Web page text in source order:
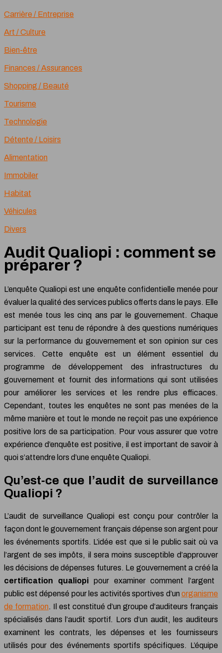
Carrière / Entreprise
Art / Culture
Bien-être
Finances / Assurances
Shopping / Beauté
Tourisme
Technologie
Détente / Loisirs
Alimentation
Immobiler
Habitat
Véhicules
Divers
Audit Qualiopi : comment se
préparer ?
L’enquête Qualiopi est une enquête confidentielle menée pour
évaluer la qualité des services publics offerts dans le pays. Elle
est menée tous les cinq ans par le gouvernement. Chaque
participant est tenu de répondre à des questions numériques
sur la performance du gouvernement et son opinion sur ces
services. Cette enquête est un élément essentiel du
programme de développement des infrastructures du
gouvernement et fournit des informations qui sont utilisées
pour améliorer les services et les rendre plus efficaces.
Cependant, toutes les enquêtes ne sont pas menées de la
même manière et tout le monde ne reçoit pas une expérience
positive lors de sa participation. Pour vous assurer que votre
expérience d’enquête est positive, il est important de savoir à
quoi s’attendre lors d’une enquête Qualiopi.
Qu’est-ce que l’audit de surveillance
Qualiopi ?
L’audit de surveillance Qualiopi est conçu pour contrôler la
façon dont le gouvernement français dépense son argent pour
les événements sportifs. L’idée est que si le public sait où va
l’argent de ses impôts, il sera moins susceptible d’approuver
les décisions de dépenses futures. Le gouvernement a créé la
certification qualiopi pour examiner comment l’argent
public est dépensé pour les activités sportives d’un organisme
de formation. Il est constitué d’un groupe d’auditeurs français
spécialisés dans l’audit sportif. Lors d’un audit, les auditeurs
examinent les contrats, les dépenses et les fournisseurs
utilisés pour des événements sportifs spécifiques. L’équipe